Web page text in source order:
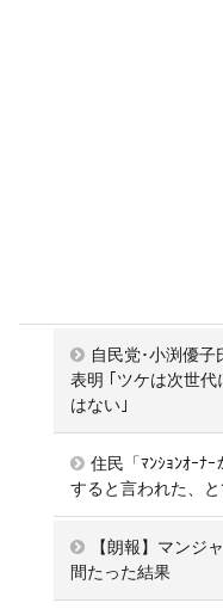
自民党･小渕優
表明 ｢ツケは次世
はない｣
住民「ﾏﾝｼｮﾝｵｰﾅ
すると言われた、
【朗報】マンジ
間たった結果